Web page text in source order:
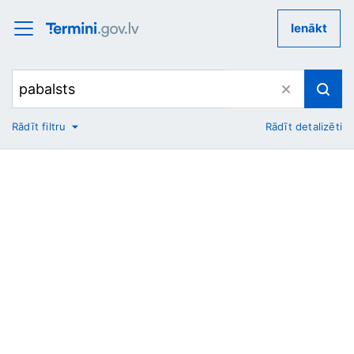
Ienākt
No
Rādīt filtru Rādīt detalizēti